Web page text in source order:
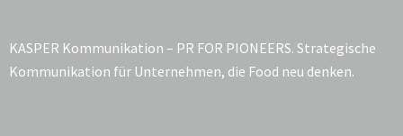
KASPER Kommunikation – PR FOR PIONEERS. Strategische
Kommunikation für Unternehmen, die Food neu denken.